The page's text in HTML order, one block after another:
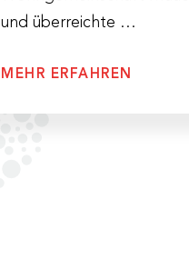
und überreichte …
MEHR ERFAHREN